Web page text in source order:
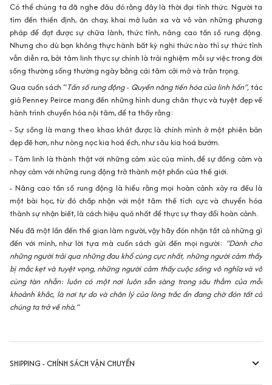
Có thể chúng ta đã nghe đâu đó rằng đây là thời đại tỉnh thức. Người ta
tìm đến thiền định, ăn chay, khai mở luân xa và vô vàn những phương
pháp để đạt được sự chữa lành, thức tỉnh, nâng cao tần số rung động.
Nhưng cho dù bạn không thực hành bất kỳ nghi thức nào thì sự thức tỉnh
vẫn diễn ra, bởi tâm linh thực sự chính là trải nghiệm mỗi sự việc trong đời
sống thường sống thường ngày bằng cái tâm cởi mở và trân trọng.
Qua cuốn sách “Tần số rung động - Quyền năng tiến hóa của linh hồn”,tác
giả Penney Peirce mang đến những hình dung chân thực và tuyệt đẹp về
hành trình chuyển hóa nội tâm, để ta thấy rằng:
- Sự sống là mang theo khao khát được là chính mình ở một phiên bản
đẹp đẽ hơn, như nòng nọc kia hoá ếch, như sâu kia hoá bướm.
- Tâm linh là thành thật với những cảm xúc của mình, để sự đồng cảm và
nhạy cảm với những rung động trở thành một phần của thế giới.
- Nâng cao tần số rung động là hiểu rằng mọi hoàn cảnh xảy ra đều là
một bài học, từ đó chấp nhận với một tâm thế tích cực và chuyển hóa
thành sự nhận biết, là cách hiệu quả nhất để thực sự thay đổi hoàn cảnh.
Nếu đã một lần đến thế gian làm người, vậy hãy đón nhận tất cả những gì
đến với mình, như lời tựa mà cuốn sách gửi đến mọi người: “Dành cho
những người trải qua những đau khổ cùng cực nhất, những người cảm thấy
bị mắc kẹt và tuyệt vọng, những người cảm thấy cuộc sống vô nghĩa và vô
cùng tàn nhẫn: luôn có một nơi luôn sẵn sàng trong sâu thẳm của mỗi
khoảnh khắc, là nơi tự do và chân lý của lòng trắc ẩn đang chờ đón tất cả
chúng ta trở về nhà.”
SHIPPING - CHÍNH SÁCH VẬN CHUYỂN